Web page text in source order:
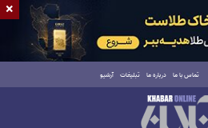
تماس با ما درباره ما تبلیغات آرشیو
×